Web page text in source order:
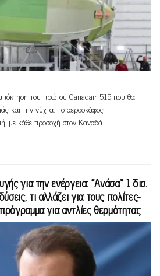
του πρώτου Canadair 515 που θα
και την νύχτα. Το αεροσκάφος
με κάθε προσοχή στον Καναδά...
για την ενέργεια: «Ανάσα» 1 δισ.
τι αλλάζει για τους πολίτες-
για αντλίες θερμότητας